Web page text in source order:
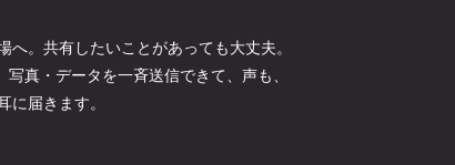
へ。共有したいことがあっても大丈夫。
写真・データを一斉送信できて、声も、
に届きます。